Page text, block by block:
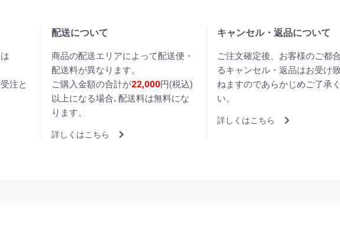
注と
配送について
商品の配送エリアによって配送便・
配送料が異なります。
ご購入金額の合計が22,000円(税込)
以上になる場合､配送料は無料にな
ります。
詳しくはこちら
キャンセル・返品について
ご注文確定後、お客様のご都
るキャンセル・返品はお受け
ねますのであらかじめご了承
い。
詳しくはこちら